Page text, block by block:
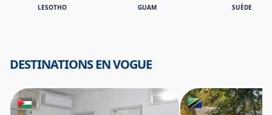
LESOTHO GUAM SUÈDE
DESTINATIONS EN VOGUE